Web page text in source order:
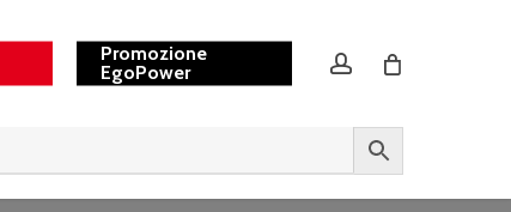
Promozione
EgoPower
account